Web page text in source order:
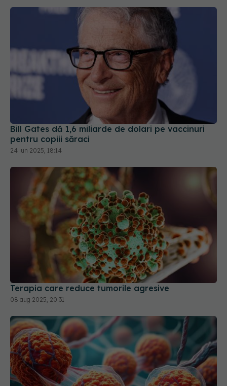
Bill Gates dă 1,6 miliarde de dolari pe vaccinuri
pentru copiii săraci
Terapia care reduce tumorile agresive
08 aug 2025, 20:31